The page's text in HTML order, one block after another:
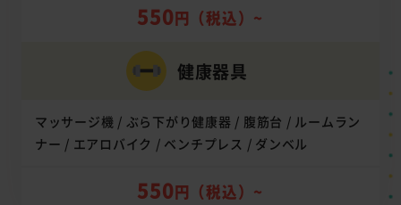
550円（税込）~
健康器具
マッサージ機 / ぶら下がり健康器 / 腹筋台 / ルームラン
ナー / エアロバイク / ベンチプレス / ダンベル
550円（税込）~